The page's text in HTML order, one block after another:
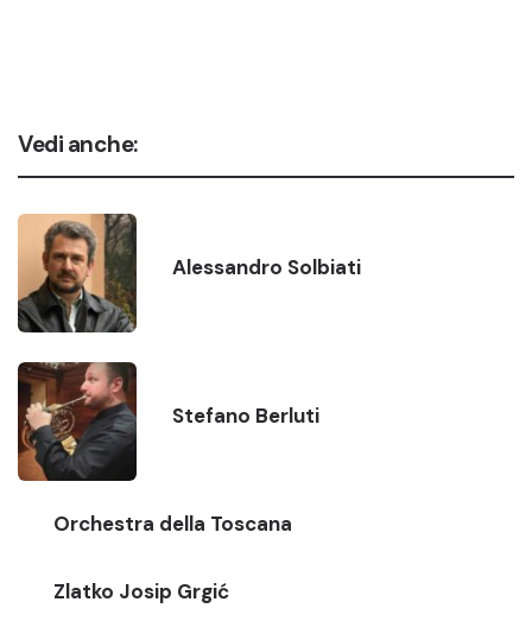
Vedi anche:
Alessandro Solbiati
Stefano Berluti
Orchestra della Toscana
Zlatko Josip Grgić